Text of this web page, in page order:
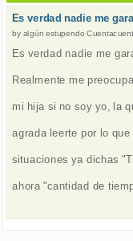
Es verdad nadie me
by algún estupendo
Es verdad nadie me
Realmente me
mi hija si no soy yo, la
agrada leerte por lo
situaciones ya dichas
ahora "cantidad de